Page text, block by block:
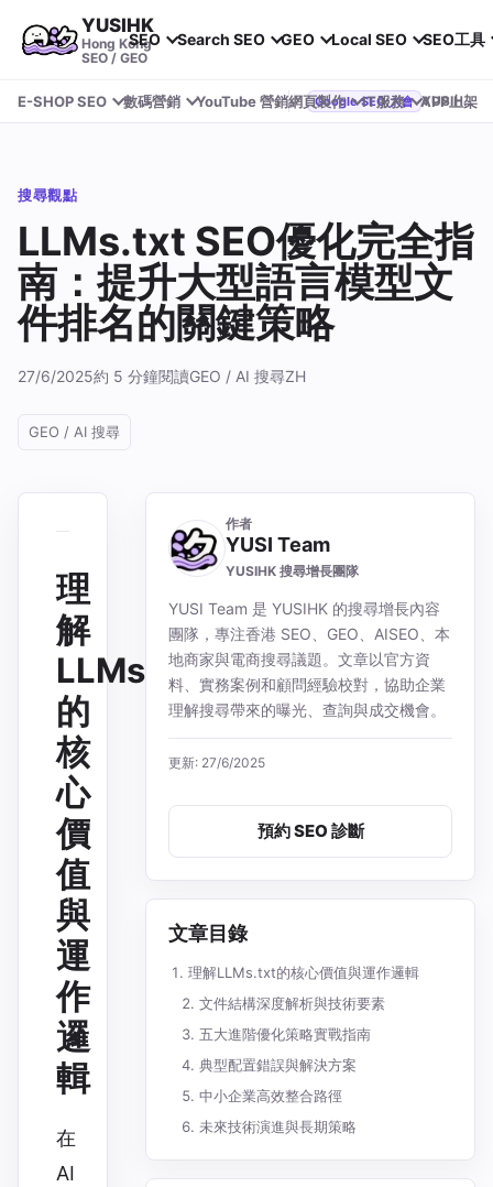
YUSIHK
Hong Kong
SEO / GEO
SEO Search SEO GEO Local SEO SEO工具
E-SHOP SEO 數碼營銷 YouTube 營銷網頁製作 IT服務 APP上架
Google SEO 大會 YUSIHK 近期參加 Google Search Central Live
搜尋觀點
LLMs.txt SEO優化完全指
南：提升大型語言模型文
件排名的關鍵策略
27/6/2025約 5 分鐘閱讀GEO / AI 搜尋ZH
GEO / AI 搜尋
理
解
LLMs.txt
的
核
心
價
值
與
運
作
邏
輯
在
AI
作者
YUSI Team
YUSIHK 搜尋增長團隊
YUSI Team 是 YUSIHK 的搜尋增長內容
團隊，專注香港 SEO、GEO、AISEO、本
地商家與電商搜尋議題。文章以官方資
料、實務案例和顧問經驗校對，協助企業
理解搜尋帶來的曝光、查詢與成交機會。
更新: 27/6/2025
預約 SEO 診斷
文章目錄
理解LLMs.txt的核心價值與運作邏輯
文件結構深度解析與技術要素
五大進階優化策略實戰指南
典型配置錯誤與解決方案
中小企業高效整合路徑
未來技術演進與長期策略